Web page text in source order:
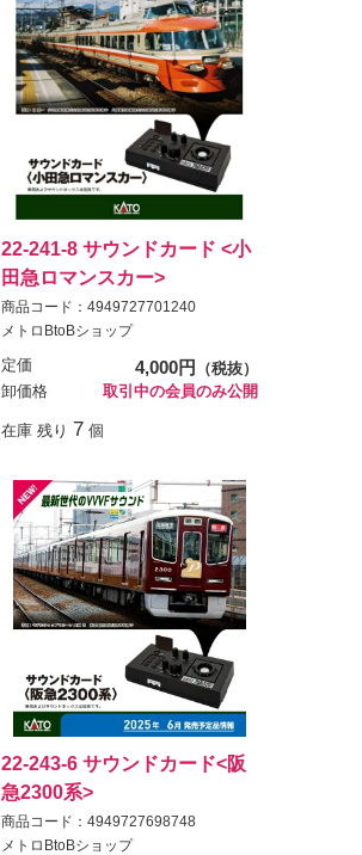
22-241-8 サウンドカード <小
田急ロマンスカー>
商品コード：4949727701240
メトロBtoBショップ
定価 4,000円
（税抜）
卸価格
取引中の会員のみ公開
在庫 残り 7 個
22-243-6 サウンドカード<阪
急2300系>
商品コード：4949727698748
メトロBtoBショップ